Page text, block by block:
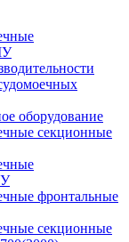
оборудование
секционные
фронтальные
секционные